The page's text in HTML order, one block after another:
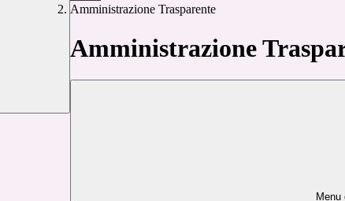
Amministrazione Trasparente
Amministrazione
Menu